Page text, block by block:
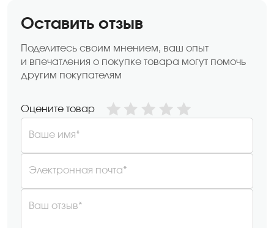
Оставить отзыв
Поделитесь своим мнением, ваш опыт
и впечатления о покупке товара могут помочь
другим покупателям
Оцените товар
Ваше имя*
Электронная почта*
Ваш отзыв*